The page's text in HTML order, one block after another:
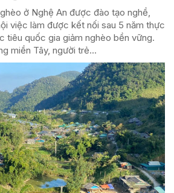
ở Nghệ An được đào tạo nghề,
việc làm được kết nối sau 5 năm thực
tiêu quốc gia giảm nghèo bền vững.
miền Tây, người trẻ...